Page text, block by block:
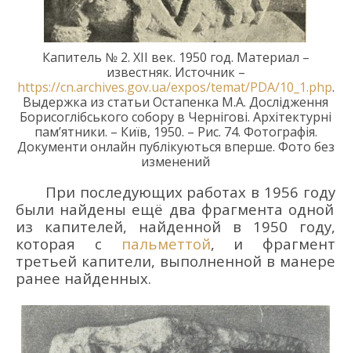
Капитель № 2. XII век. 1950 год. Материал –
известняк. Источник –
https://cn.archives.gov.ua/expos/temat/PDA/10_1.php.
Выдержка из статьи Остапенка М.А. Дослідження
Борисоглібського собору в Чернігові. Архітектурні
пам’ятники. – Київ, 1950. – Рис. 74. Фотографія.
Документи онлайн публікуються вперше. Фото без
изменений
При последующих работах в 1956 году
были найдены ещё два фрагмента одной
из капителей, найденной в 1950 году,
которая с пальметтой, и фрагмент
третьей капители, выполненной в манере
ранее найденных.